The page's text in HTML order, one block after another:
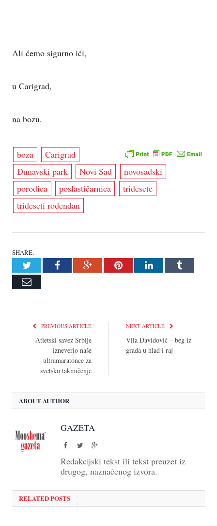
Ali ćemo sigurno ići,
u Carigrad,
na bozu.
boza
Carigrad
Dunavski park
Novi Sad
novosadski
porodica
poslastičarnica
tridesete
trideseti rođendan
SHARE.
TwitterFacebookGoogle+PinterestLinkedInTumblr
Email
PREVIOUS ARTICLE
Atletski savez Srbije
izneverio naše
ultramaratonce za
svetsko takmičenje
NEXT ARTICLE
Vila Davidović – beg iz
grada u hlad i raj
ABOUT AUTHOR
GAZETA
Facebook
TwitterGoogle+
Redakcijski tekst ili tekst preuzet iz
drugog, naznačenog izvora.
RELATED POSTS